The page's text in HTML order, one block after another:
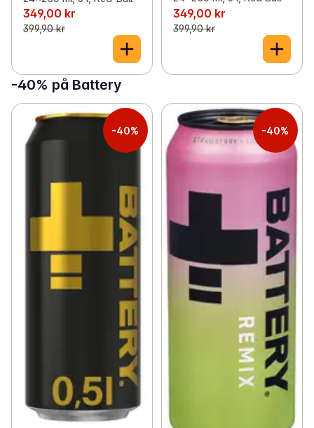
349,00 kr
399,90 kr
349,00 kr
399,90 kr
-40% på Battery
-40% -40%